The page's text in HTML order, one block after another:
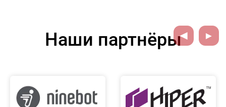
Наши партнёры